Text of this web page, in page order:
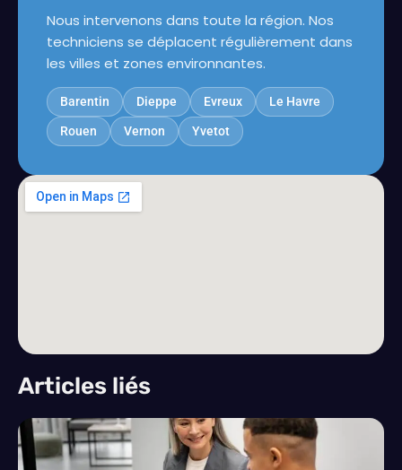
Nous intervenons dans toute la région. Nos
techniciens se déplacent régulièrement dans
les villes et zones environnantes.
Barentin Dieppe Evreux Le Havre
Rouen Vernon Yvetot
Articles liés